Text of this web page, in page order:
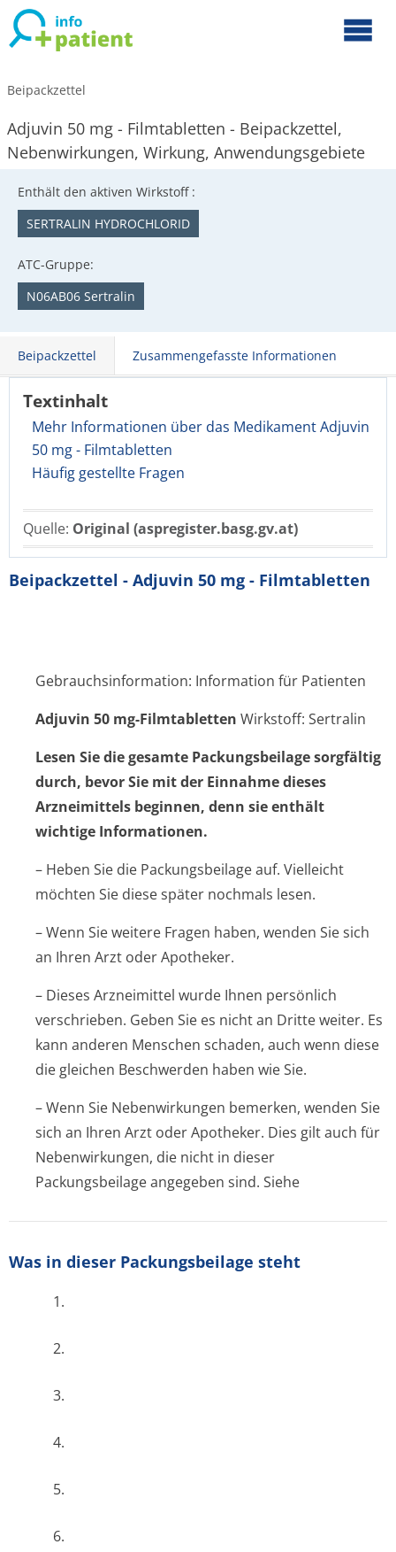
Beipackzettel
Adjuvin 50 mg - Filmtabletten - Beipackzettel,
Nebenwirkungen, Wirkung, Anwendungsgebiete
Enthält den aktiven Wirkstoff :
SERTRALIN HYDROCHLORID
ATC-Gruppe:
N06AB06 Sertralin
Beipackzettel Zusammengefasste Informationen
Textinhalt
Mehr Informationen über das Medikament Adjuvin
50 mg - Filmtabletten
Häufig gestellte Fragen
Quelle: Original (aspregister.basg.gv.at)
Beipackzettel - Adjuvin 50 mg - Filmtabletten
Gebrauchsinformation: Information für Patienten
Adjuvin 50 mg-Filmtabletten Wirkstoff: Sertralin
Lesen Sie die gesamte Packungsbeilage sorgfältig
durch, bevor Sie mit der Einnahme dieses
Arzneimittels beginnen, denn sie enthält
wichtige Informationen.
– Heben Sie die Packungsbeilage auf. Vielleicht
möchten Sie diese später nochmals lesen.
– Wenn Sie weitere Fragen haben, wenden Sie sich
an Ihren Arzt oder Apotheker.
– Dieses Arzneimittel wurde Ihnen persönlich
verschrieben. Geben Sie es nicht an Dritte weiter. Es
kann anderen Menschen schaden, auch wenn diese
die gleichen Beschwerden haben wie Sie.
– Wenn Sie Nebenwirkungen bemerken, wenden Sie
sich an Ihren Arzt oder Apotheker. Dies gilt auch für
Nebenwirkungen, die nicht in dieser
Packungsbeilage angegeben sind. Siehe
Was in dieser Packungsbeilage steht
1.
2.
3.
4.
5.
6.